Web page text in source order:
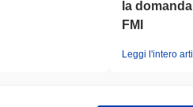
la
FMI
Leggi l'intero